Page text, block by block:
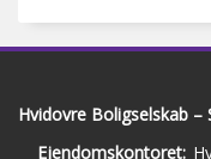
Hvidovre Boligselskab –
Ejendomskontoret: